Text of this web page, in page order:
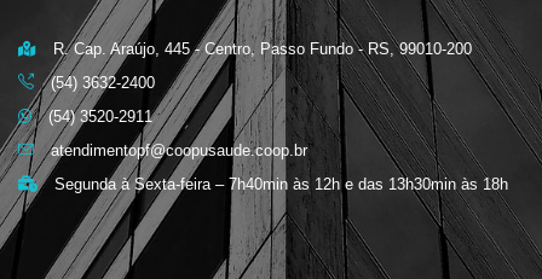
R. Cap. Araújo, 445 - Centro, Passo Fundo - RS, 99010-200
(54) 3632-2400
(54) 3520-2911
atendimentopf@coopusaude.coop.br
Segunda à Sexta-feira – 7h40min às 12h e das 13h30min às 18h